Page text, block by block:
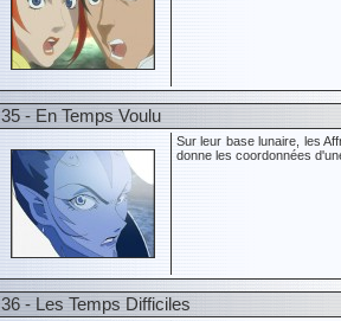
35 - En Temps Voulu
Sur leur base lunaire, les
donne les coordonnées
36 - Les Temps Difficiles